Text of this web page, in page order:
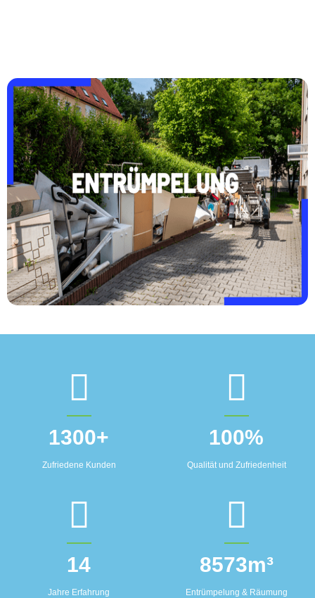
1300+
Zufriedene Kunden
100%
Qualität und Zufriedenheit
14
Jahre Erfahrung
8573m³
Entrümpelung & Räumung